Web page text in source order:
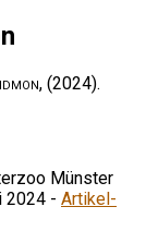
, (2024).
Münster
2024 - Artikel-